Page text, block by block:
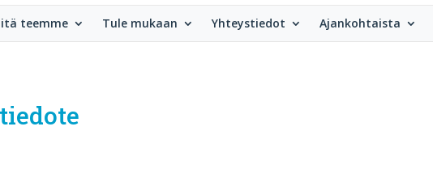
teemme Tule mukaan Yhteystiedot Ajankohtaista